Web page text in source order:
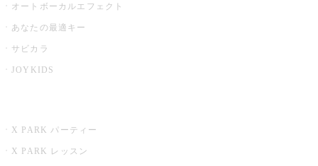
オートボーカルエフェクト
あなたの最適キー
サビカラ
JOYKIDS
X PARK パーティー
X PARK レッスン